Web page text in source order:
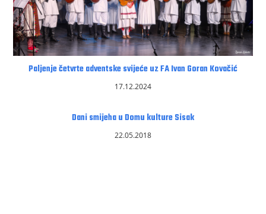
Paljenje četvrte adventske svijeće uz FA Ivan Goran Kovačić
17.12.2024
Dani smijeha u Domu kulture Sisak
22.05.2018